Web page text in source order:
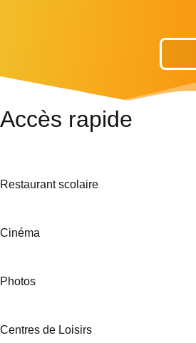
Accès rapide
Restaurant scolaire
Cinéma
Photos
Centres de Loisirs